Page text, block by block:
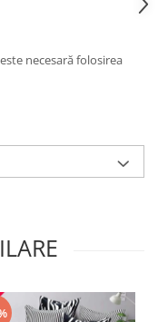
necesară folosirea